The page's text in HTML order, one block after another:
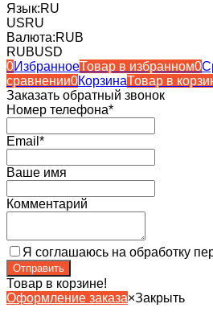
Язык:RU
USRU
Валюта:RUB
RUBUSD
0ИзбранноеТовар в избранном0
сравнении0КорзинаТовар в
Заказать обратный звонок
Номер телефона*
Email*
Ваше имя
Комментарий
Я соглашаюсь на обработку
Товар в корзине!
Оформление заказа×Закрыть